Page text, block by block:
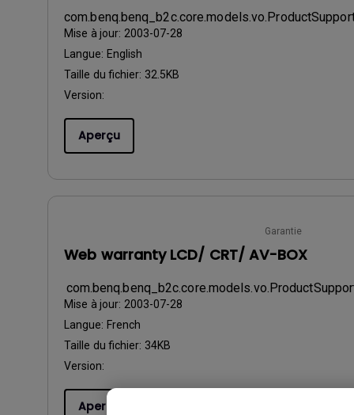
Mise à jour: 2003-07-28
Langue: English
Taille du fichier: 32.5KB
Version:
Aperçu
Garantie
Web warranty LCD/ CRT/ AV-BOX
Mise à jour: 2003-07-28
Langue: French
Taille du fichier: 34KB
Version:
Aperçu